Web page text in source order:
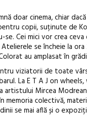
doar cinema, chiar
copii, suținute de
Cei mici vor crea
Atelierele se încheie la
au amplasat în
viziatorii de toate
La E T A J on
artistului Mircea
memoria colectivă,
se mai află și o